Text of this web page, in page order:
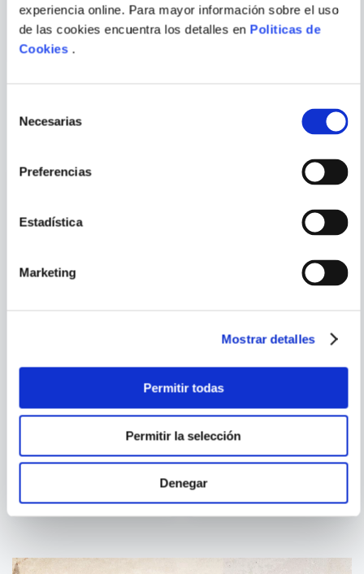
experiencia online. Para mayor información sobre el uso
de las cookies encuentra los detalles en Politicas de
Cookies.
Necesarias
Preferencias
Estadística
Marketing
Mostrar detalles
Permitir todas
Permitir la selección
Denegar
ENVIAR
PORQUE TAMBIÉN
VER TODOS
SHOCK
JOHN WAGNER
COMPLETOS 05